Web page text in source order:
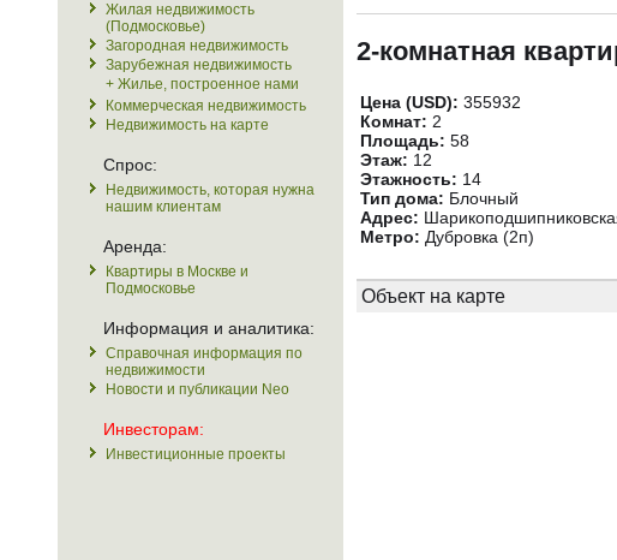
Жилая недвижимость
(Подмосковье)
Загородная недвижимость
Зарубежная недвижимость
+ Жилье, построенное нами
Коммерческая недвижимость
Недвижимость на карте
Спрос:
Недвижимость, которая нужна
нашим клиентам
Аренда:
Квартиры в Москве и
Подмосковье
Информация и аналитика:
Справочная информация по
недвижимости
Новости и публикации Neo
Инвесторам:
Инвестиционные проекты
2-комнатная
Цена (USD): 355932
Комнат: 2
Площадь: 58
Этаж: 12
Этажность: 14
Тип дома: Блочный
Адрес:
Метро: Дубровка (2п)
Объект на карте